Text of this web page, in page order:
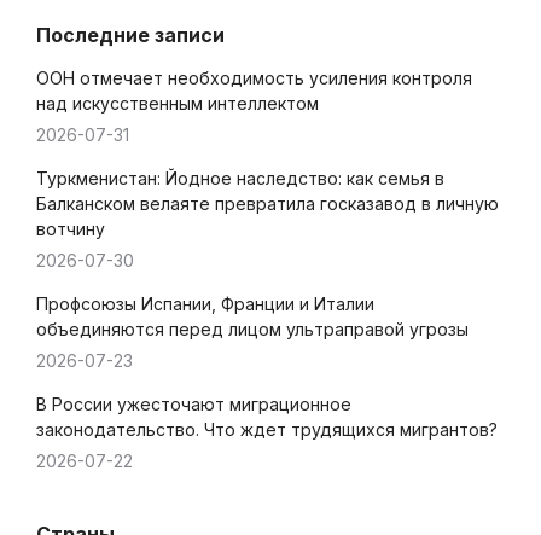
Последние записи
ООН отмечает необходимость усиления контроля
над искусственным интеллектом
2026-07-31
Туркменистан: Йодное наследство: как семья в
Балканском велаяте превратила госказавод в личную
вотчину
2026-07-30
Профсоюзы Испании, Франции и Италии
объединяются перед лицом ультраправой угрозы
2026-07-23
В России ужесточают миграционное
законодательство. Что ждет трудящихся мигрантов?
2026-07-22